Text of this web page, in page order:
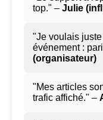
top." – Julie
"Je voulais
événement :
(organisateur)
"Mes articles
trafic affiché." –